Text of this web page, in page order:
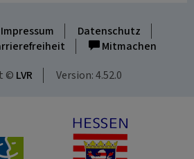
Impressum
Datenschutz
Mitmachen
© LVR Version: 4.52.0